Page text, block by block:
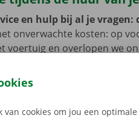
en hulp bij al je vragen:
onverwachte kosten: op
voertuig en overlopen we
staat er 24/7 assistentie en
zorgeloos op pad met je
van cookies om jou een